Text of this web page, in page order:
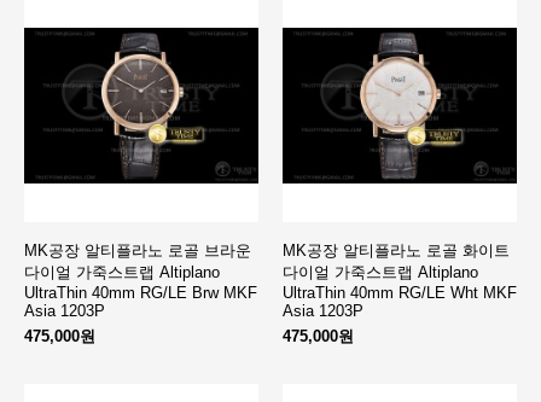
MK공장 알티플라노 로골 브라운
다이얼 가죽스트랩 Altiplano
UltraThin 40mm RG/LE Brw MKF
Asia 1203P
475,000원
MK공장 알티플라노 로골 화이트
다이얼 가죽스트랩 Altiplano
UltraThin 40mm RG/LE Wht MKF
Asia 1203P
475,000원